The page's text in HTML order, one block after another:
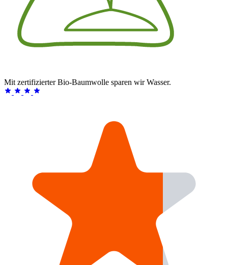
Mit zertifizierter Bio-Baumwolle sparen wir Wasser.